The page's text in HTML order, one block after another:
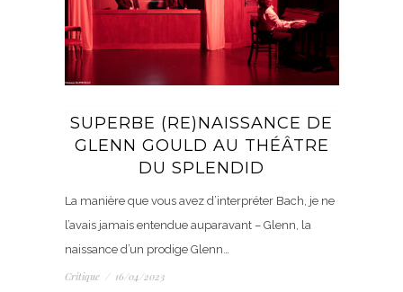
SUPERBE (RE)NAISSANCE DE
GLENN GOULD AU THÉÂTRE
DU SPLENDID
La manière que vous avez d’interpréter Bach, je ne
l’avais jamais entendue auparavant – Glenn, la
naissance d’un prodige Glenn…
Critique / 16/04/2023